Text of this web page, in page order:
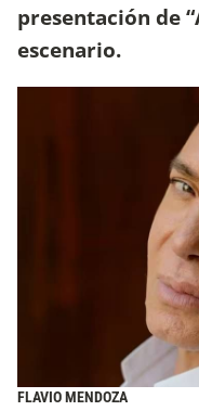
presentación de
escenario.
FLAVIO MENDOZA